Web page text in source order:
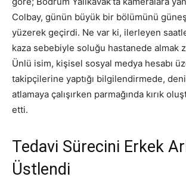
Colbay, günün büyük bir bölümünü
yüzerek geçirdi. Ne var ki, ilerleyen
kaza sebebiyle soluğu hastanede almak
Ünlü isim, kişisel sosyal medya hesabı
takipçilerine yaptığı bilgilendirmede,
atlamaya çalışırken parmağında kırık
etti.
Tedavi Sürecini Erkek
Üstlendi